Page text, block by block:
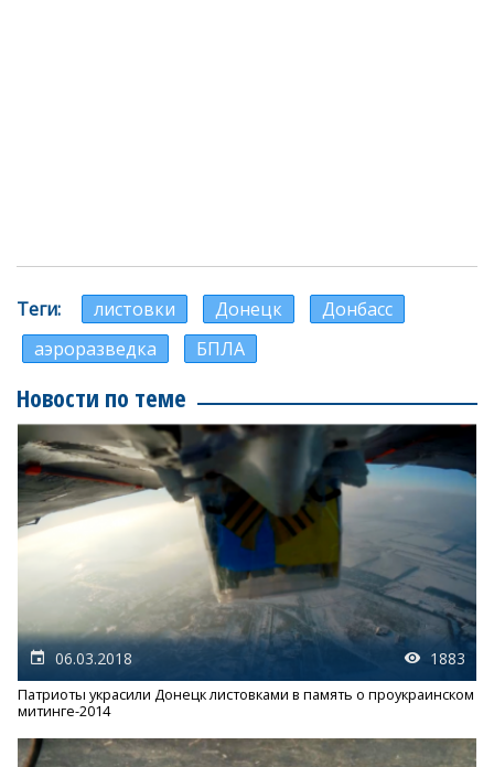
Теги листовки Донецк
Донбасс
аэроразведка
БПЛА
Новости по теме
06.03.2018 1883
Патриоты украсили Донецк листовками в память о проукраинском
митинге-2014